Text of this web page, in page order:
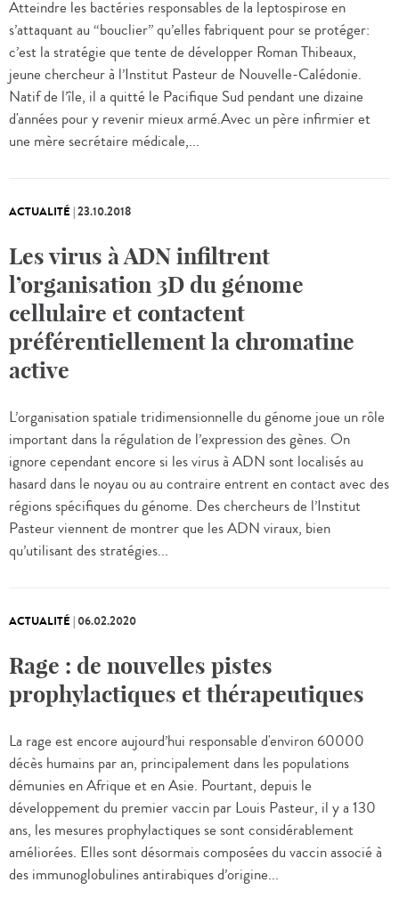
Atteindre les bactéries responsables de la leptospirose en
s’attaquant au “bouclier” qu’elles fabriquent pour se protéger:
c’est la stratégie que tente de développer Roman Thibeaux,
jeune chercheur à l’Institut Pasteur de Nouvelle-Calédonie.
Natif de l’île, il a quitté le Pacifique Sud pendant une dizaine
d'années pour y revenir mieux armé.Avec un père infirmier et
une mère secrétaire médicale,...
ACTUALITÉ |23.10.2018
Les virus à ADN infiltrent
l’organisation 3D du génome
cellulaire et contactent
préférentiellement la chromatine
active
L’organisation spatiale tridimensionnelle du génome joue un rôle
important dans la régulation de l’expression des gènes. On
ignore cependant encore si les virus à ADN sont localisés au
hasard dans le noyau ou au contraire entrent en contact avec des
régions spécifiques du génome. Des chercheurs de l’Institut
Pasteur viennent de montrer que les ADN viraux, bien
qu’utilisant des stratégies...
ACTUALITÉ |06.02.2020
Rage : de nouvelles pistes
prophylactiques et thérapeutiques
La rage est encore aujourd’hui responsable d'environ 60000
décès humains par an, principalement dans les populations
démunies en Afrique et en Asie. Pourtant, depuis le
développement du premier vaccin par Louis Pasteur, il y a 130
ans, les mesures prophylactiques se sont considérablement
améliorées. Elles sont désormais composées du vaccin associé à
des immunoglobulines antirabiques d’origine...